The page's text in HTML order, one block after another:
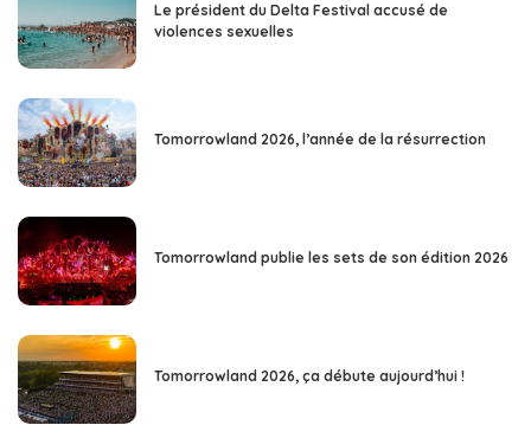
Le président du Delta Festival accusé de
violences sexuelles
Tomorrowland 2026, l’année de la résurrection
Tomorrowland publie les sets de son édition 2026
Tomorrowland 2026, ça débute aujourd’hui !